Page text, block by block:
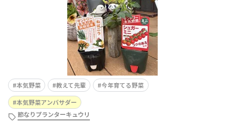
本気野菜 教えて先輩
今年育てる野菜
本気野菜アンバサダー
節なりプランターキュウリ